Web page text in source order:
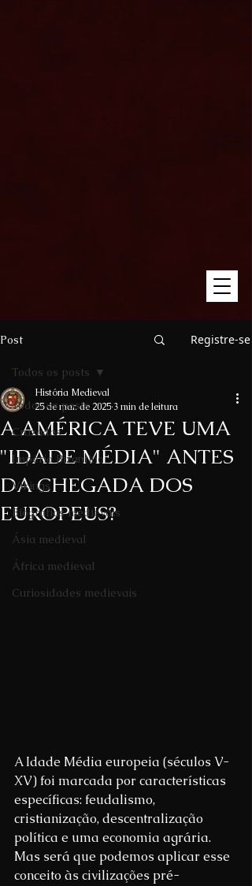
Post Registre-se
Todos os posts
Cruzadas
Império Bizantino
Vikings
Biografias medievais
Ásia medieval
África medieval
Curiosidades medievais
Todos os posts
A AMÉRICA TEVE UMA
"IDADE MÉDIA" ANTES
DA CHEGADA DOS
EUROPEUS?
História Medieval
25 de mar. de 2025 3 min de leitura
A Idade Média europeia (séculos V-
XV) foi marcada por características
específicas: feudalismo,
cristianização, descentralização
política e uma economia agrária.
Mas será que podemos aplicar esse
conceito às civilizações pré-